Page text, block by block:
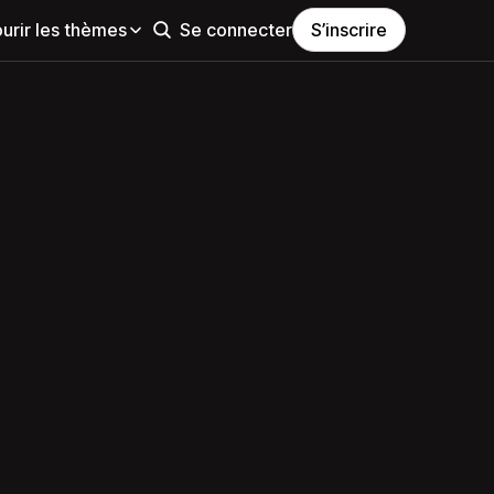
les thèmes Se connecter S’inscrire